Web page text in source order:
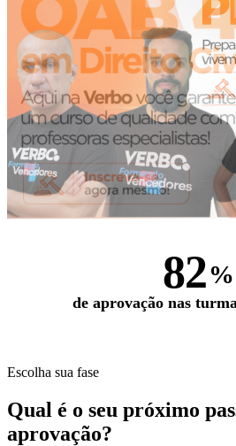
82%
de aprovação nas
Escolha sua fase
Qual é o seu próximo
aprovação?